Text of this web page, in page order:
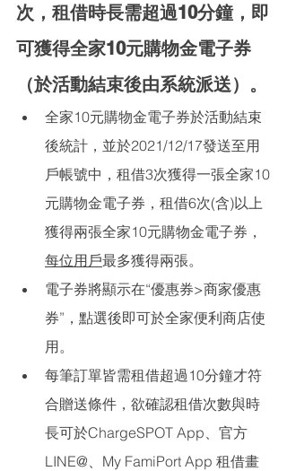
次，租借時長需超過10分鐘，即
可獲得全家10元購物金電子券
（於活動結束後由系統派送）。
全家10元購物金電子券於活動結束
後統計，並於2021/12/17發送至用
戶帳號中，租借3次獲得一張全家10
元購物金電子券，租借6次(含)以上
獲得兩張全家10元購物金電子券，
每位用戶最多獲得兩張。
電子券將顯示在“優惠券>商家優惠
券”，點選後即可於全家便利商店使
用。
每筆訂單皆需租借超過10分鐘才符
合贈送條件，欲確認租借次數與時
長可於ChargeSPOT App、官方
LINE@、My FamiPort App 租借畫